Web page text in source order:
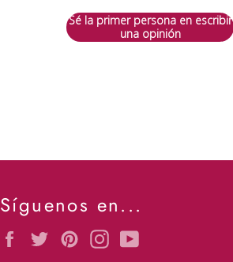
Sé la primer persona en escribir
una opinión
Síguenos en...
FacebookTwitterPinterestInstagram